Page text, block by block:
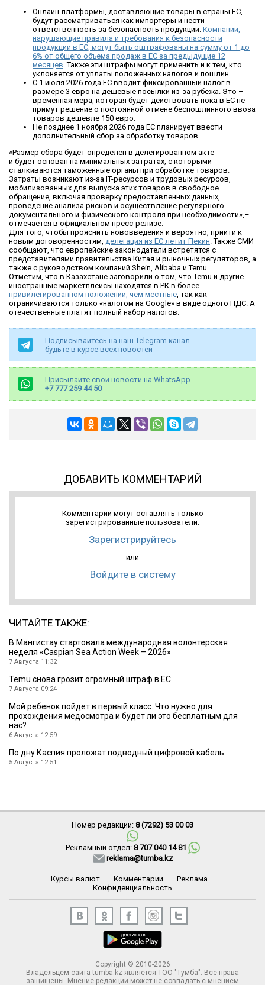
Онлайн-платформы, доставляющие товары в страны ЕС,
будут рассматриваться как импортеры и нести
ответственность за безопасность продукции. Компании,
нарушающие правила и требования к безопасности
продукции в ЕС, могут быть оштрафованы на сумму от 1 до
6% от общего объема продаж в ЕС за предыдущие 12
месяцев . Также эти штрафы могут применить и к тем, кто
уклоняется от уплаты положенных налогов и пошлин.
С 1 июля 2026 года ЕС вводит фиксированный налог в
размере 3 евро на дешевые посылки из-за рубежа. Это –
временная мера, которая будет действовать пока в ЕС не
примут решение о постоянной отмене беспошлинного ввоза
товаров дешевле 150 евро.
Не позднее 1 ноября 2026 года ЕС планирует ввести
дополнительный сбор за обработку товаров.
«Размер сбора будет определен в делегированном акте
и будет основан на минимальных затратах, с которыми
сталкиваются таможенные органы при обработке товаров.
Затраты возникают из-за IT-ресурсов и трудовых ресурсов,
мобилизованных для выпуска этих товаров в свободное
обращение, включая проверку предоставленных данных,
проведение анализа рисков и осуществление регулярного
документального и физического контроля при необходимости»,–
отмечается в официальном пресс-релизе.
Для того, чтобы прояснить нововведения и вероятно, прийти к
новым договоренностям, делегация из ЕС летит Пекин . Также СМИ
сообщают, что европейские законодатели встретятся с
представителями правительства Китая и рыночных регуляторов, а
также с руководством компаний Shein, Alibaba и Temu.
Отметим, что в Казахстане заговорили о том, что Temu и другие
иностранные маркетплейсы находятся в РК в более
привилегированном положении, чем местные , так как
ограничиваются только «налогом на Google» в виде одного НДС. А
отечественные платят полный набор налогов.
Подписывайтесь на наш Telegram канал -
будьте в курсе всех новостей
Присылайте свои новости на WhatsApp
+7 777 259 44 50
ДОБАВИТЬ КОММЕНТАРИЙ
Комментарии могут оставлять только
зарегистрированные пользователи.
Зарегистрируйтесь
или
Войдите в систему
ЧИТАЙТЕ ТАКЖЕ:
B Мангистау стартовала международная волонтерская
неделя «Caspian Sea Action Week – 2026»
7 Августа 11:32
Temu снова грозит огромный штраф в ЕС
7 Августа 09:24
Мой ребенок пойдет в первый класс. Что нужно для
прохождения медосмотра и будет ли это бесплатным для
нас?
6 Августа 12:59
По дну Каспия проложат подводный цифровой кабель
5 Августа 12:51
Номер редакции: 8 (7292) 53 00 03
Рекламный отдел: 8 707 040 14 81
reklama@tumba.kz
Курсы валют · Комментарии · Реклама
·
Конфиденциальность
Copyright © 2010-2026
Владельцем сайта tumba.kz является ТОО "Тумба". Все права
защищены. Мнение редакции может не совпадать с мнением